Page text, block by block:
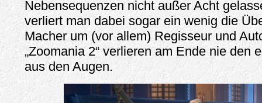
Nebensequenzen nicht außer Acht
verliert man dabei sogar ein wenig die
Macher um (vor allem) Regisseur und
„Zoomania 2“ verlieren am Ende nie den
aus den Augen.